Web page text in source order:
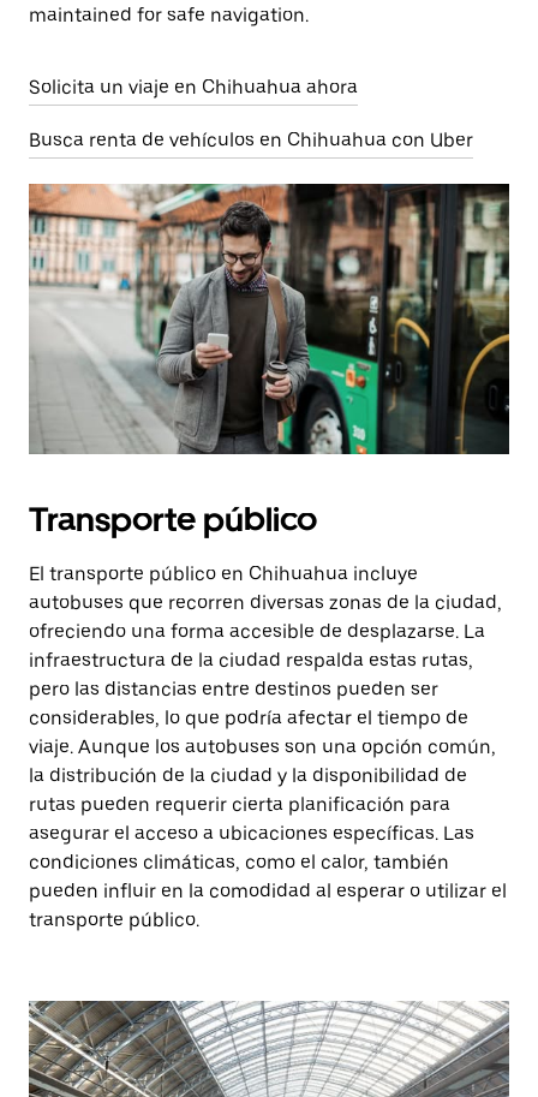
maintained for safe navigation.
Solicita un viaje en Chihuahua ahora
Busca renta de vehículos en Chihuahua con Uber
Transporte público
El transporte público en Chihuahua incluye
autobuses que recorren diversas zonas de la ciudad,
ofreciendo una forma accesible de desplazarse. La
infraestructura de la ciudad respalda estas rutas,
pero las distancias entre destinos pueden ser
considerables, lo que podría afectar el tiempo de
viaje. Aunque los autobuses son una opción común,
la distribución de la ciudad y la disponibilidad de
rutas pueden requerir cierta planificación para
asegurar el acceso a ubicaciones específicas. Las
condiciones climáticas, como el calor, también
pueden influir en la comodidad al esperar o utilizar el
transporte público.